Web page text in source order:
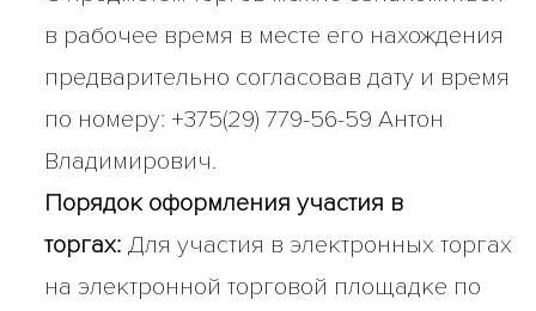
в рабочее время в месте его нахождения
предварительно согласовав дату и время
по номеру: +375(29) 779-56-59 Антон
Владимирович.
Порядок оформления участия в
торгах:Для участия в электронных торгах
на электронной торговой площадке по